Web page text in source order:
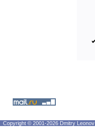
Copyright © 2001-2026 Dmitry Leonov